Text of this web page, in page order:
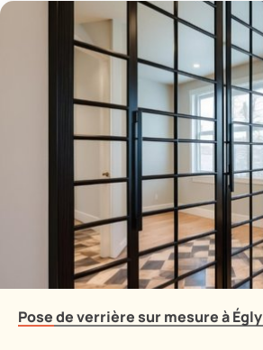
Pose de verrière sur mesure à Égly